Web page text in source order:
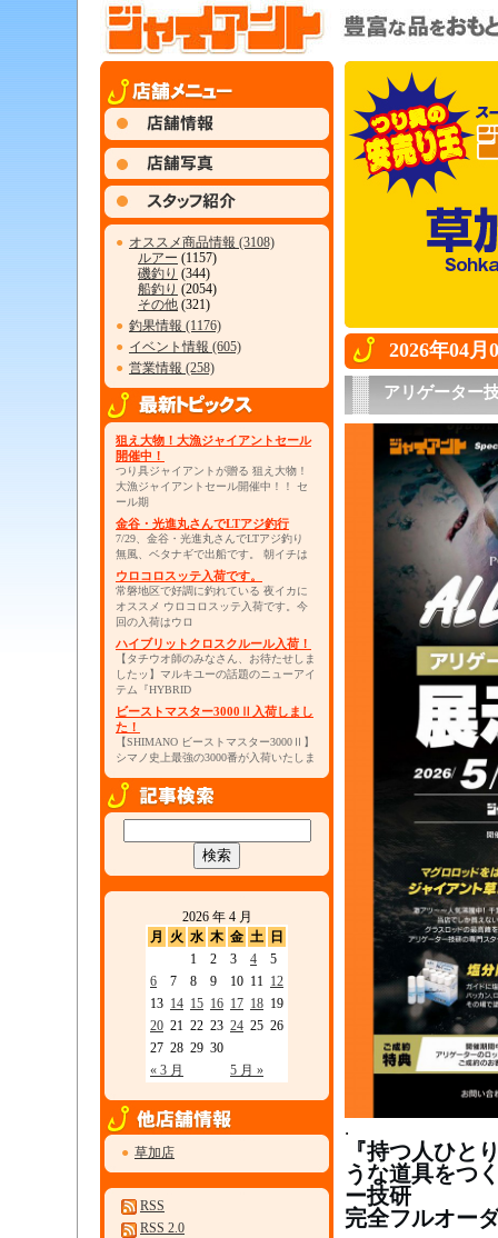
● オススメ商品情報 (3108)
ルアー (1157)
磯釣り (344)
船釣り (2054)
その他 (321)
● 釣果情報 (1176)
● イベント情報 (605)
● 営業情報 (258)
狙え大物！大漁ジャイアントセール
開催中！
つり具ジャイアントが贈る 狙え大物！
大漁ジャイアントセール開催中！！ セ
ール期
金谷・光進丸さんでLTアジ釣行
7/29、金谷・光進丸さんでLTアジ釣り
無風、ベタナギで出船です。 朝イチは
ウロコロスッテ入荷です。
常磐地区で好調に釣れている 夜イカに
オススメ ウロコロスッテ入荷です。今
回の入荷はウロ
ハイブリットクロスクルール入荷！
【タチウオ師のみなさん、お待たせしま
したッ】マルキユーの話題のニューアイ
テム『HYBRID
ビーストマスター3000Ⅱ入荷しまし
た！
【SHIMANO ビーストマスター3000Ⅱ】
シマノ史上最強の3000番が入荷いたしま
2026 年 4 月
月
火 水 木 金 土 日
« 3 月 5 月 »
1 2 3 4
5
6
7 8 9 10 11 12
13 14 15 16 17 18 19
20 21 22 23 24 25 26
27 28 29 30
● 草加店
RSS
RSS 2.0
2026年04月
アリゲーター
.
『持つ人ひと
うな道具をつ
ー技研
完全フルオー